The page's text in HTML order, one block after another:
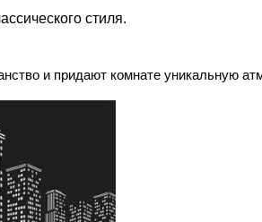
стиля.
и придают комнате уникальную